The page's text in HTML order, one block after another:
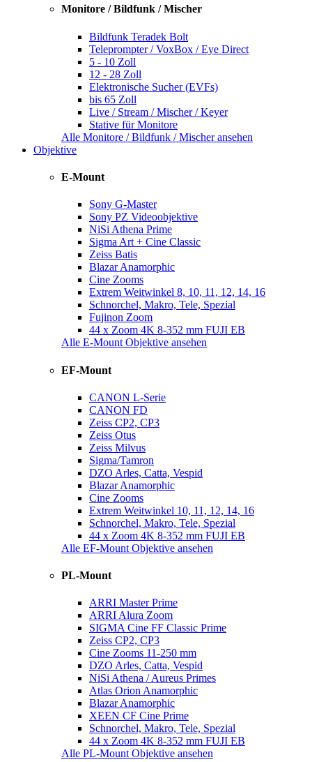
Monitore / Bildfunk / Mischer
Bildfunk Teradek Bolt
Teleprompter / VoxBox / Eye Direct
5 - 10 Zoll
12 - 28 Zoll
Elektronische Sucher (EVFs)
bis 65 Zoll
Live / Stream / Mischer / Keyer
Stative für Monitore
Alle Monitore / Bildfunk / Mischer ansehen
Objektive
E-Mount
Sony G-Master
Sony PZ Videoobjektive
NiSi Athena Prime
Sigma Art + Cine Classic
Zeiss Batis
Blazar Anamorphic
Cine Zooms
Extrem Weitwinkel 8, 10, 11, 12, 14, 16
Schnorchel, Makro, Tele, Spezial
Fujinon Zoom
44 x Zoom 4K 8-352 mm FUJI EB
Alle E-Mount Objektive ansehen
EF-Mount
CANON L-Serie
CANON FD
Zeiss CP2, CP3
Zeiss Otus
Zeiss Milvus
Sigma/Tamron
DZO Arles, Catta, Vespid
Blazar Anamorphic
Cine Zooms
Extrem Weitwinkel 10, 11, 12, 14, 16
Schnorchel, Makro, Tele, Spezial
44 x Zoom 4K 8-352 mm FUJI EB
Alle EF-Mount Objektive ansehen
PL-Mount
ARRI Master Prime
ARRI Alura Zoom
SIGMA Cine FF Classic Prime
Zeiss CP2, CP3
Cine Zooms 11-250 mm
DZO Arles, Catta, Vespid
NiSi Athena / Aureus Primes
Atlas Orion Anamorphic
Blazar Anamorphic
XEEN CF Cine Prime
Schnorchel, Makro, Tele, Spezial
44 x Zoom 4K 8-352 mm FUJI EB
Alle PL-Mount Objektive ansehen